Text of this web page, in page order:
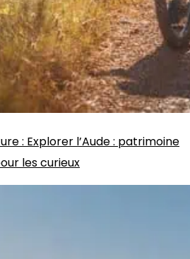
: Explorer l’Aude : patrimoine
les curieux